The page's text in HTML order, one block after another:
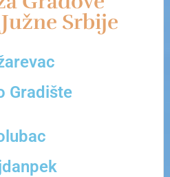
Srbije
Gradište